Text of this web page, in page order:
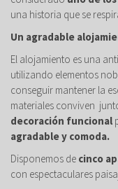
una historia que se
Un agradable
El alojamiento es una
utilizando elementos
conseguir mantener la
materiales conviven
decoración funcional
agradable y comoda.
Disponemos de cinco
con espectaculares